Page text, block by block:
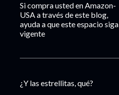
Si compra usted en Amazon-
USA a través de este blog,
ayuda a que este espacio siga
vigente
¿Y las estrellitas, qué?